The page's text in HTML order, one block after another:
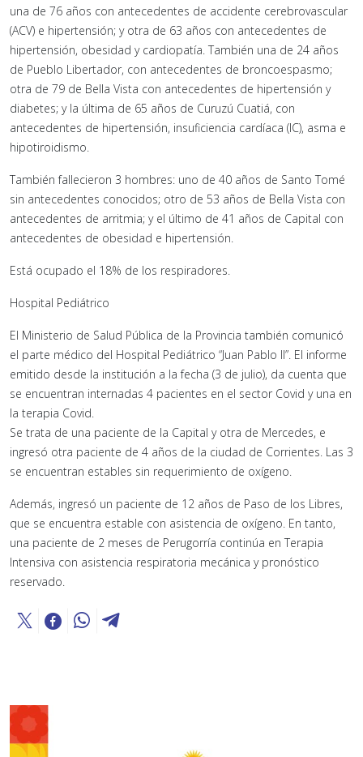
una de 76 años con antecedentes de accidente cerebrovascular
(ACV) e hipertensión; y otra de 63 años con antecedentes de
hipertensión, obesidad y cardiopatía. También una de 24 años
de Pueblo Libertador, con antecedentes de broncoespasmo;
otra de 79 de Bella Vista con antecedentes de hipertensión y
diabetes; y la última de 65 años de Curuzú Cuatiá, con
antecedentes de hipertensión, insuficiencia cardíaca (IC), asma e
hipotiroidismo.
También fallecieron 3 hombres: uno de 40 años de Santo Tomé
sin antecedentes conocidos; otro de 53 años de Bella Vista con
antecedentes de arritmia; y el último de 41 años de Capital con
antecedentes de obesidad e hipertensión.
Está ocupado el 18% de los respiradores.
Hospital Pediátrico
El Ministerio de Salud Pública de la Provincia también comunicó
el parte médico del Hospital Pediátrico “Juan Pablo II”. El informe
emitido desde la institución a la fecha (3 de julio), da cuenta que
se encuentran internadas 4 pacientes en el sector Covid y una en
la terapia Covid.
Se trata de una paciente de la Capital y otra de Mercedes, e
ingresó otra paciente de 4 años de la ciudad de Corrientes. Las 3
se encuentran estables sin requerimiento de oxígeno.
Además, ingresó un paciente de 12 años de Paso de los Libres,
que se encuentra estable con asistencia de oxígeno. En tanto,
una paciente de 2 meses de Perugorría continúa en Terapia
Intensiva con asistencia respiratoria mecánica y pronóstico
reservado.